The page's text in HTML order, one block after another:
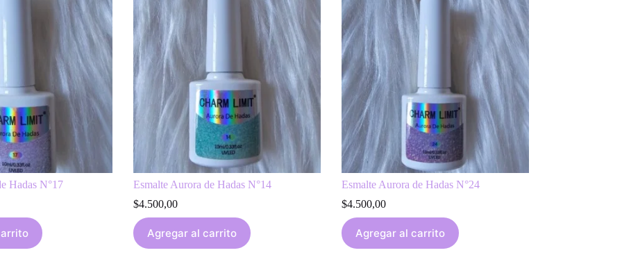
Hadas N°17
Esmalte Aurora de Hadas N°14
$4.500,00
Agregar al carrito
Esmalte Aurora de Hadas N°24
$4.500,00
Agregar al carrito